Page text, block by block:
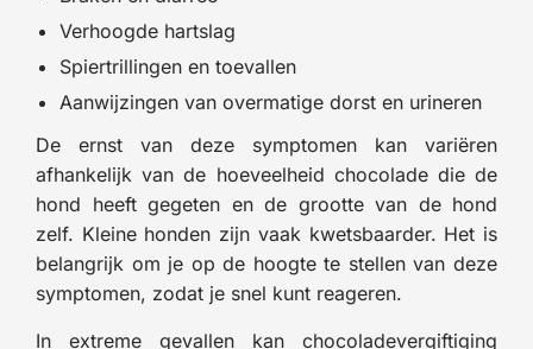
Verhoogde hartslag
Spiertrillingen en toevallen
Aanwijzingen van overmatige dorst en urineren
De ernst van deze symptomen kan variëren
afhankelijk van de hoeveelheid chocolade die de
hond heeft gegeten en de grootte van de hond
zelf. Kleine honden zijn vaak kwetsbaarder. Het is
belangrijk om je op de hoogte te stellen van deze
symptomen, zodat je snel kunt reageren.
In extreme gevallen kan chocoladevergiftiging